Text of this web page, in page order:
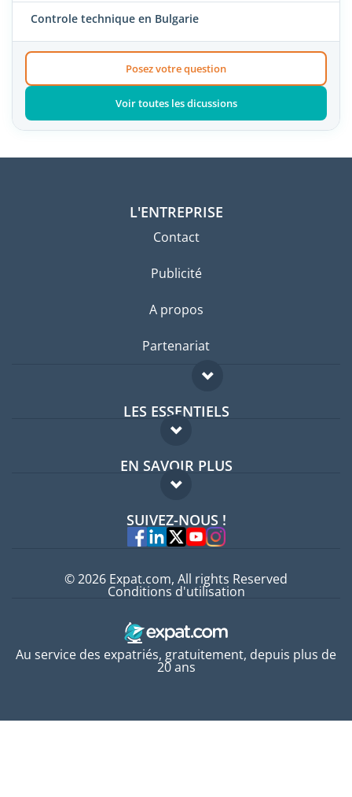
Controle technique en Bulgarie
Posez votre question
Voir toutes les dicussions
L'ENTREPRISE
Contact
Publicité
A propos
Partenariat
LES ESSENTIELS
Forum expatriés
Guides pays
EN SAVOIR PLUS
FAQ
Experts
SUIVEZ-NOUS !
Au service des expatriés, gratuitement, depuis plus de
20 ans
© 2026 Expat.com, All rights Reserved
Conditions d'utilisation